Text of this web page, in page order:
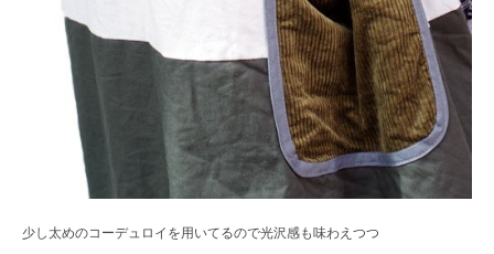
少し太めのコーデュロイを用いてるので光沢感も味わえつつ